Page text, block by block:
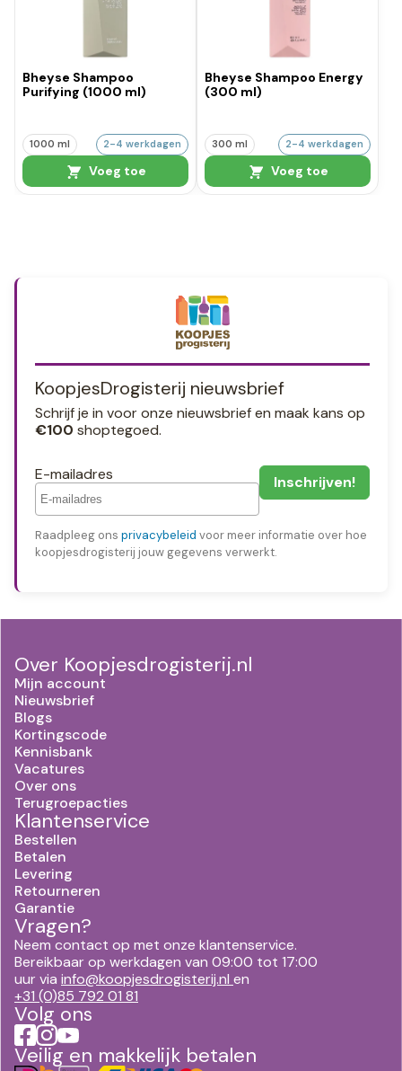
Bheyse Shampoo
Purifying (1000 ml)
1000 ml 2-4 werkdagen
Voeg toe
Bheyse Shampoo Energy
(300 ml)
300 ml 2-4 werkdagen
Voeg toe
KoopjesDrogisterij nieuwsbrief
Schrijf je in voor onze nieuwsbrief en maak kans op
€100 shoptegoed.
E-mailadres
Raadpleeg ons privacybeleid voor meer informatie over hoe
koopjesdrogisterij jouw gegevens verwerkt.
Over Koopjesdrogisterij.nl
Mijn account
Nieuwsbrief
Blogs
Kortingscode
Kennisbank
Vacatures
Over ons
Terugroepacties
Klantenservice
Bestellen
Betalen
Levering
Retourneren
Garantie
Vragen?
Neem contact op met onze klantenservice.
Bereikbaar op werkdagen van 09:00 tot 17:00
uur via info@koopjesdrogisterij.nl en
+31 (0)85 792 01 81
Volg ons
Veilig en makkelijk betalen